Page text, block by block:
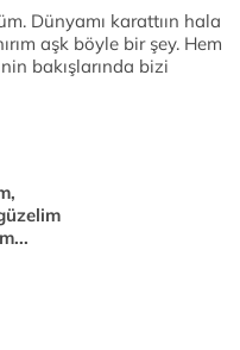
Dünyamı karattıın hala
aşk böyle bir şey. Hem
bakışlarında bizi